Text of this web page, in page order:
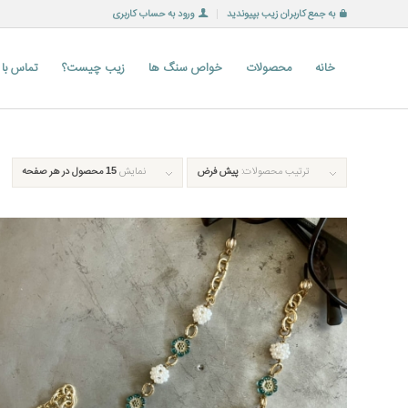
به جمع کاربران زیب بپیوندید ورود به حساب کاربری
خانه محصولات خواص سنگ ها زیب چیست؟ تماس
ترتیب محصولات: پیش فرض نمایش15 محصول در هر صفحه